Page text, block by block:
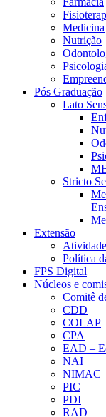
Medicina
Nutrição
Pós Graduação
Lato
Stricto
Extensão
Política
FPS Digital
Núcleos e
Comitê
CDD
COLAP
CPA
EAD –
NAI
NIMAC
PIC
PDI
RAD